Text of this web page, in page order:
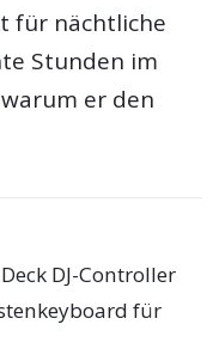
für nächtliche
Stunden im
er den
DJ-Controller
für